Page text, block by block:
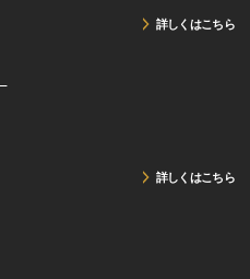
詳しくはこちら
詳しくはこちら